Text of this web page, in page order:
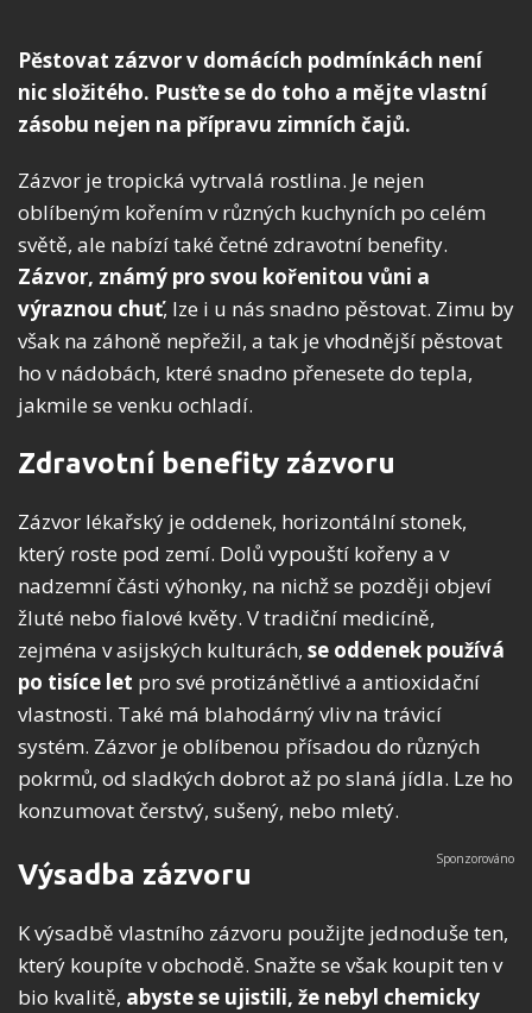
Pěstovat zázvor v domácích podmínkách není
nic složitého. Pusťte se do toho a mějte vlastní
zásobu nejen na přípravu zimních čajů.
Zázvor je tropická vytrvalá rostlina. Je nejen
oblíbeným kořením v různých kuchyních po celém
světě, ale nabízí také četné zdravotní benefity.
Zázvor, známý pro svou kořenitou vůni a
výraznou chuť, lze i u nás snadno pěstovat. Zimu by
však na záhoně nepřežil, a tak je vhodnější pěstovat
ho v nádobách, které snadno přenesete do tepla,
jakmile se venku ochladí.
Zdravotní benefity zázvoru
Zázvor lékařský je oddenek, horizontální stonek,
který roste pod zemí. Dolů vypouští kořeny a v
nadzemní části výhonky, na nichž se později objeví
žluté nebo fialové květy. V tradiční medicíně,
zejména v asijských kulturách, se oddenek používá
po tisíce let pro své protizánětlivé a antioxidační
vlastnosti. Také má blahodárný vliv na trávicí
systém. Zázvor je oblíbenou přísadou do různých
pokrmů, od sladkých dobrot až po slaná jídla. Lze ho
konzumovat čerstvý, sušený, nebo mletý.
Výsadba zázvoru
K výsadbě vlastního zázvoru použijte jednoduše ten,
který koupíte v obchodě. Snažte se však koupit ten v
bio kvalitě, abyste se ujistili, že nebyl chemicky